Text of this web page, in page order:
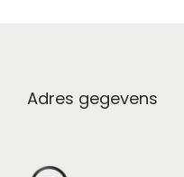
Adres gegevens